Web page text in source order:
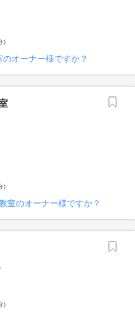
オーナー様ですか？
室のオーナー様ですか？